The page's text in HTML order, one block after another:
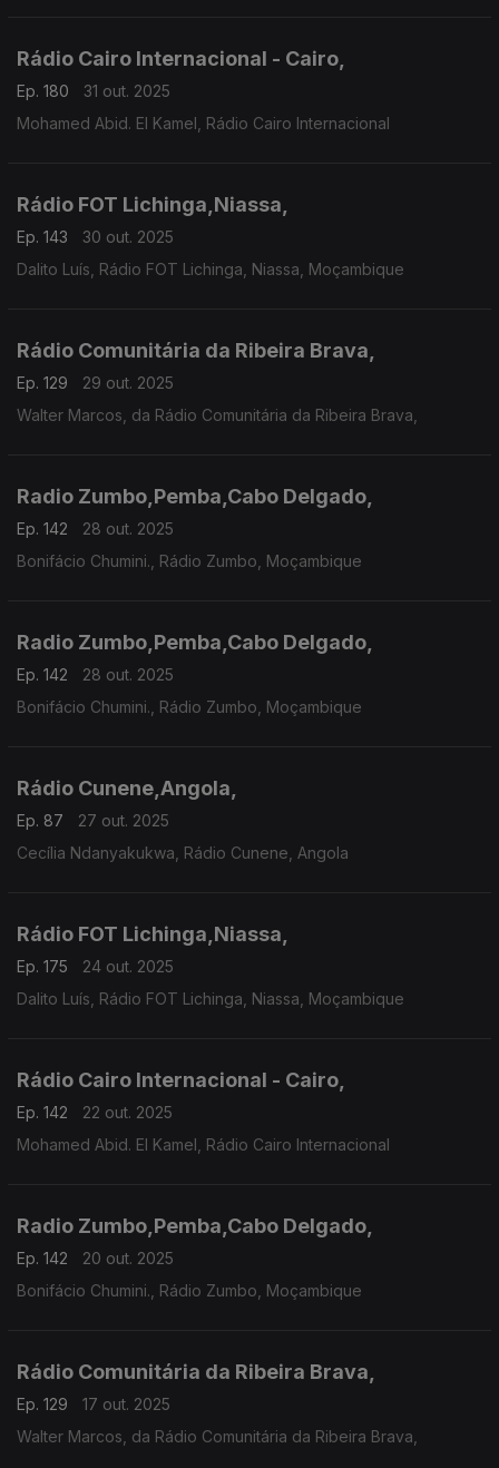
Rádio Cairo Internacional - Cairo,
Ep. 180
31 out. 2025
Mohamed Abid. El Kamel, Rádio Cairo Internacional
Rádio FOT Lichinga,Niassa,
Ep. 143
30 out. 2025
Dalito Luís, Rádio FOT Lichinga, Niassa, Moçambique
Rádio Comunitária da Ribeira Brava,
Ep. 129
29 out. 2025
Walter Marcos, da Rádio Comunitária da Ribeira Brava,
Radio Zumbo,Pemba,Cabo Delgado,
Ep. 142
28 out. 2025
Bonifácio Chumini., Rádio Zumbo, Moçambique
Radio Zumbo,Pemba,Cabo Delgado,
Ep. 142
28 out. 2025
Bonifácio Chumini., Rádio Zumbo, Moçambique
Rádio Cunene,Angola,
Ep. 87
27 out. 2025
Cecília Ndanyakukwa, Rádio Cunene, Angola
Rádio FOT Lichinga,Niassa,
Ep. 175
24 out. 2025
Dalito Luís, Rádio FOT Lichinga, Niassa, Moçambique
Rádio Cairo Internacional - Cairo,
Ep. 142
22 out. 2025
Mohamed Abid. El Kamel, Rádio Cairo Internacional
Radio Zumbo,Pemba,Cabo Delgado,
Ep. 142
20 out. 2025
Bonifácio Chumini., Rádio Zumbo, Moçambique
Rádio Comunitária da Ribeira Brava,
Ep. 129
17 out. 2025
Walter Marcos, da Rádio Comunitária da Ribeira Brava,